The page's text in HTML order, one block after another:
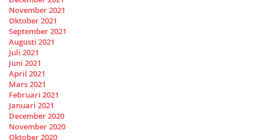
November 2021
Oktober 2021
September 2021
Augusti 2021
Juli 2021
Juni 2021
April 2021
Mars 2021
Februari 2021
Januari 2021
December 2020
November 2020
Oktober 2020